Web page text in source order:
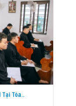
Tại Tòa..